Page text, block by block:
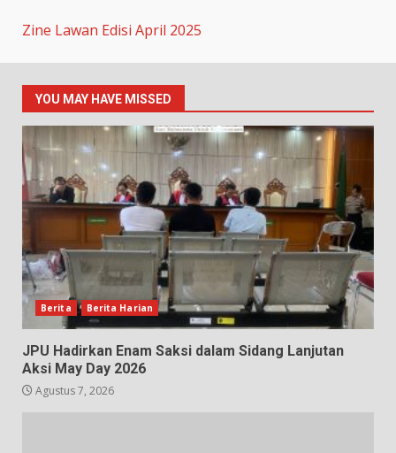
Zine Lawan Edisi April 2025
YOU MAY HAVE MISSED
Berita Berita Harian
JPU Hadirkan Enam Saksi dalam Sidang Lanjutan
Aksi May Day 2026
Agustus 7, 2026